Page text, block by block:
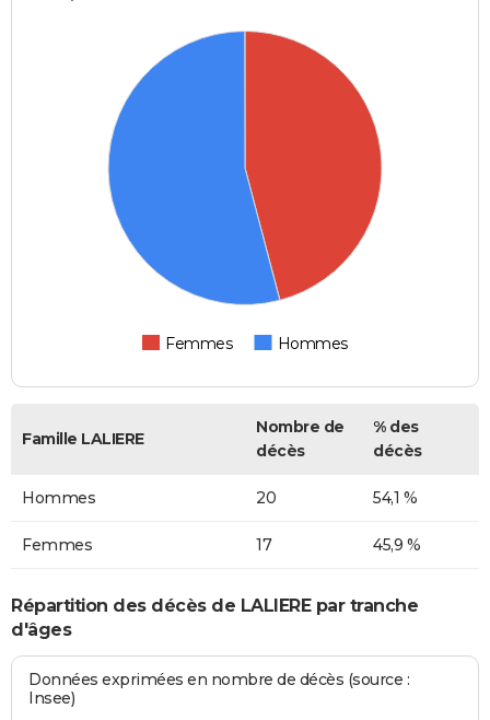
Femmes Hommes
Famille LALIERE
Nombre de
décès
% des
décès
Hommes 20 54,1 %
Femmes 17 45,9 %
Répartition des décès de LALIERE par tranche
d'âges
Données exprimées en nombre de décès (source :
Insee)